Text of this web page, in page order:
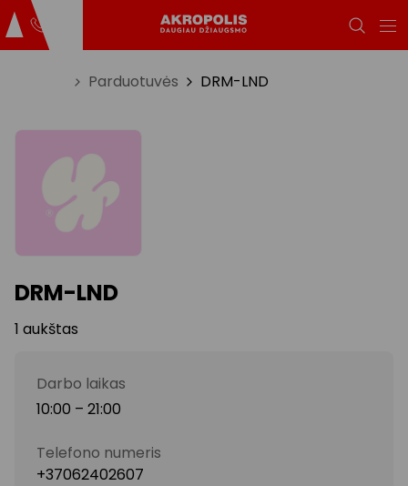
Parduotuvės DRM-LND
DRM-LND
1 aukštas
Darbo laikas
10:00 – 21:00
Telefono numeris
+37062402607